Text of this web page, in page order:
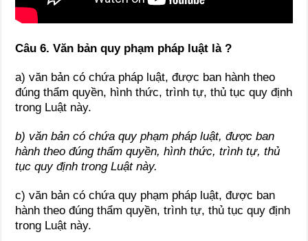
Câu 6. Văn bản quy phạm pháp luật là ?
a) văn bản có chứa pháp luật, được ban hành theo
đúng thẩm quyền, hình thức, trình tự, thủ tục quy định
trong Luật này.
b) văn bản có chứa quy phạm pháp luật, được ban
hành theo đúng thẩm quyền, hình thức, trình tự, thủ
tục quy định trong Luật này.
c) văn bản có chứa quy phạm pháp luật, được ban
hành theo đúng thẩm quyền, trình tự, thủ tục quy định
trong Luật này.